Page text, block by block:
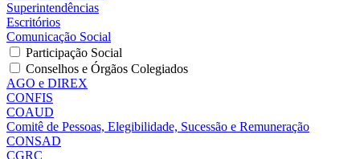
Superintendências
Escritórios
Comunicação Social
Participação Social
Conselhos e Órgãos Colegiados
AGO e DIREX
CONFIS
COAUD
Comitê de Pessoas, Elegibilidade, Sucessão e Remuneração
CONSAD
CGRC